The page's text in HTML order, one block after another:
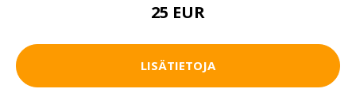
25 EUR
LISÄTIETOJA